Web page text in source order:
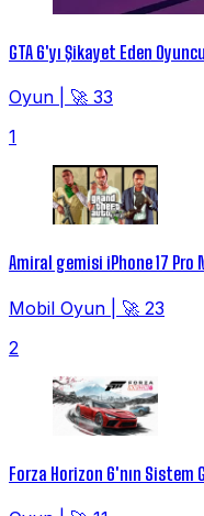
GTA 6'yı Şikayet Eden
Oyun
🚀 33
1
Amiral gemisi iPhone 17 Pro
Mobil Oyun
🚀 23
2
Forza Horizon 6'nın Sistem